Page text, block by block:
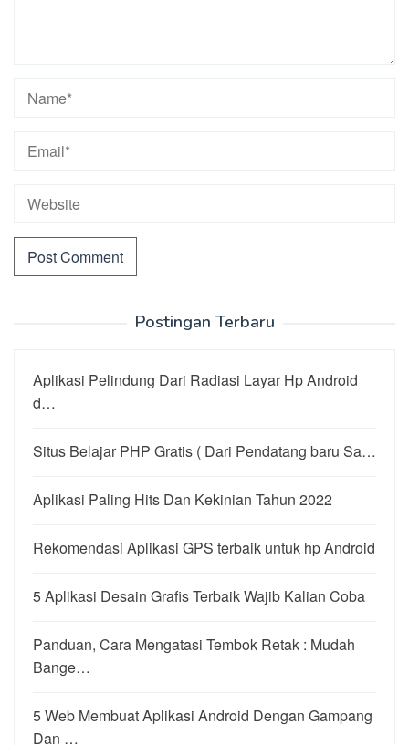
Postingan Terbaru
Aplikasi Pelindung Dari Radiasi Layar Hp Android
d…
Situs Belajar PHP Gratis ( Dari Pendatang baru Sa…
Aplikasi Paling Hits Dan Kekinian Tahun 2022
Rekomendasi Aplikasi GPS terbaik untuk hp Android
5 Aplikasi Desain Grafis Terbaik Wajib Kalian Coba
Panduan, Cara Mengatasi Tembok Retak : Mudah
Bange…
5 Web Membuat Aplikasi Android Dengan Gampang
Dan …